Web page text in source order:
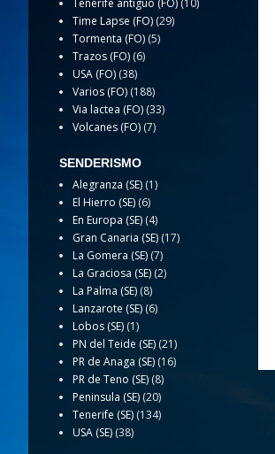
Tenerife antiguo (FO) (10)
Time Lapse (FO) (29)
Tormenta (FO) (5)
Trazos (FO) (6)
USA (FO) (38)
Varios (FO) (188)
Via lactea (FO) (33)
Volcanes (FO) (7)
SENDERISMO
Alegranza (SE) (1)
El Hierro (SE) (6)
En Europa (SE) (4)
Gran Canaria (SE) (17)
La Gomera (SE) (7)
La Graciosa (SE) (2)
La Palma (SE) (8)
Lanzarote (SE) (6)
Lobos (SE) (1)
PN del Teide (SE) (21)
PR de Anaga (SE) (16)
PR de Teno (SE) (8)
Peninsula (SE) (20)
Tenerife (SE) (134)
USA (SE) (38)